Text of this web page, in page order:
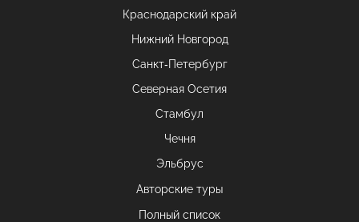
Краснодарский край
Нижний Новгород
Санкт-Петербург
Северная Осетия
Стамбул
Чечня
Эльбрус
Авторские туры
Полный список